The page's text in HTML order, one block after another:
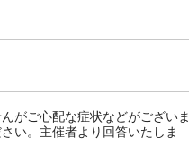
がご心配な症状などがございま
い。主催者より回答いたしま